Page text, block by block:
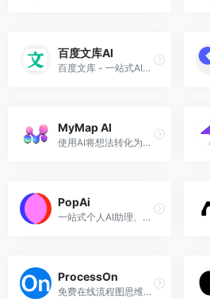
百度文库AI
百度文库 - 一站式AI内容获取和创作平台
MyMap AI
使用AI将想法转化为图表
PopAi
一站式个人AI助理、个人工作站，集成AI聊天、文档阅读、文案写作、内容创作等工作需求。
ProcessOn
免费在线流程图思维导图，专业强大的作图工具，支持多人实时在线协作